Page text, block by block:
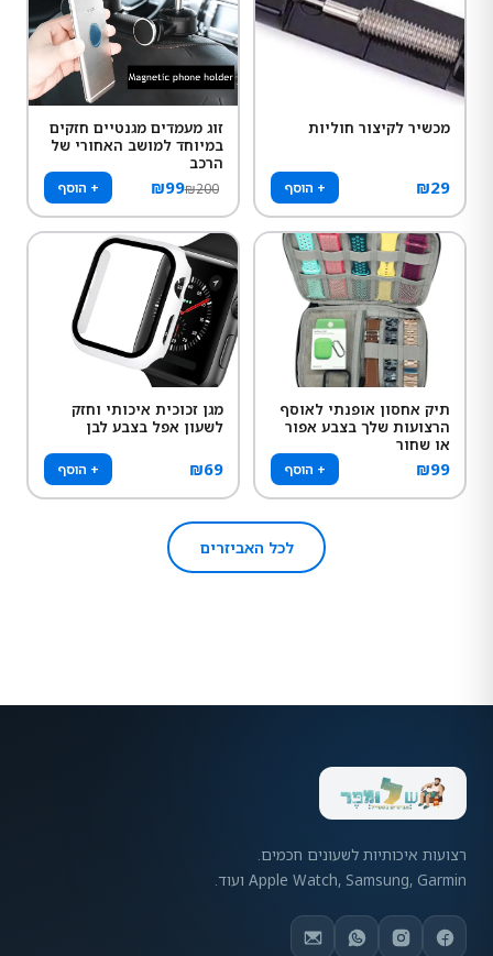
מכשיר לקיצור חוליות
₪29 + הוסף
זוג מעמדים מגנטיים חזקים
במיוחד למושב האחורי של
הרכב
₪99₪200 + הוסף
תיק אחסון אופנתי לאוסף
הרצועות שלך בצבע אפור
או שחור
₪99 + הוסף
מגן זכוכית איכותי וחזק
לשעון אפל בצבע לבן
₪69 + הוסף
לכל האביזרים
רצועות איכותיות לשעונים חכמים.
Apple Watch, Samsung, Garmin ועוד.